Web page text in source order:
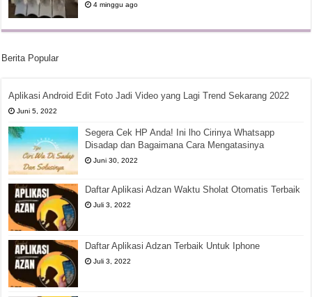
4 minggu ago
Berita Popular
Aplikasi Android Edit Foto Jadi Video yang Lagi Trend Sekarang 2022
Juni 5, 2022
Segera Cek HP Anda! Ini lho Cirinya Whatsapp
Disadap dan Bagaimana Cara Mengatasinya
Juni 30, 2022
Daftar Aplikasi Adzan Waktu Sholat Otomatis Terbaik
Juli 3, 2022
Daftar Aplikasi Adzan Terbaik Untuk Iphone
Juli 3, 2022